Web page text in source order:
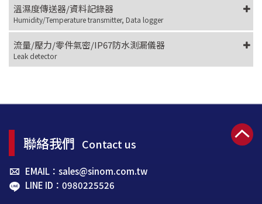
溫濕度傳送器/資料記錄器
Humidity/Temperature transmitter, Data logger
流量/壓力/零件氣密/IP67防水測漏儀器
Leak detector
聯絡我們 Contact us
EMAIL：sales@sinom.com.tw
LINE ID：0980225526